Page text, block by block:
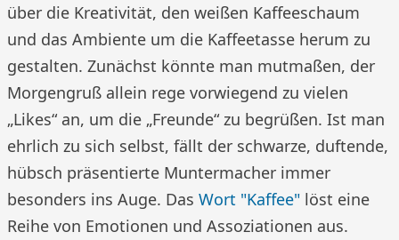
über die Kreativität, den weißen Kaffeeschaum
und das Ambiente um die Kaffeetasse herum zu
gestalten. Zunächst könnte man mutmaßen, der
Morgengruß allein rege vorwiegend zu vielen
„Likes“ an, um die „Freunde“ zu begrüßen. Ist man
ehrlich zu sich selbst, fällt der schwarze, duftende,
hübsch präsentierte Muntermacher immer
besonders ins Auge. Das Wort "Kaffee" löst eine
Reihe von Emotionen und Assoziationen aus.